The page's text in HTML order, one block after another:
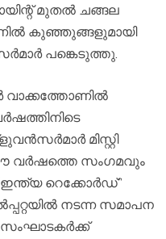
മുതൽ ചങ്ങല
കുഞ്ഞുങ്ങളുമായി
പങ്കെടുത്തു.
വാക്കത്തോണിൽ
മിസ്റ്റി
വർഷത്തെ സംഗമവും
റെക്കോർഡ്”
നടന്ന സമാപന
സംഘാടകർക്ക്